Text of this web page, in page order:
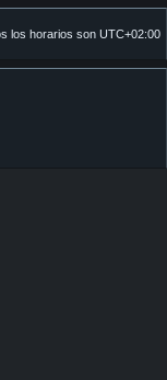
los horarios son UTC+02:00